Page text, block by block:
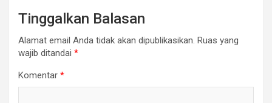
Tinggalkan Balasan
Alamat email Anda tidak akan dipublikasikan. Ruas yang
wajib ditandai *
Komentar *